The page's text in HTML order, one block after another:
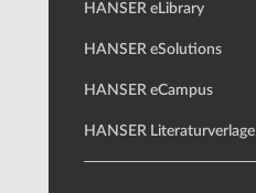
HANSER eLibrary
HANSER eSolutions
HANSER eCampus
HANSER Literaturverlage